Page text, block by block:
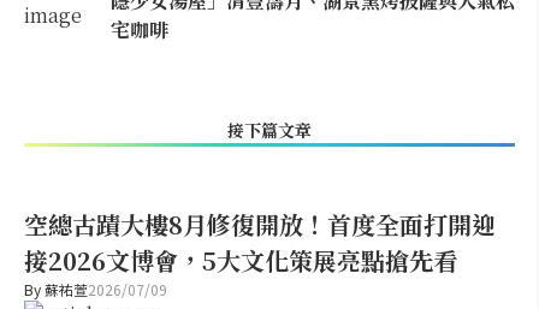
宅咖啡
接下篇文章
空總古蹟大樓8月修復開放！首度全面打開迎
接2026文博會，5大文化策展亮點搶先看
By蘇祐萱2026/07/09